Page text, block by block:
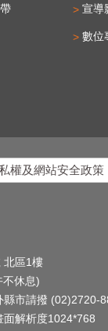
宣導
數位
權及網站安全政策
北區1樓
休息)
縣市請撥 (02)2720-
解析度1024*768